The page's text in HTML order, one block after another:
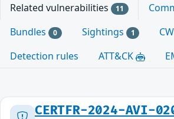
Related vulnerabilities 11
Bundles 0 Sightings 1
Detection rules
ATT&CK
CERTFR-2024-AVI-